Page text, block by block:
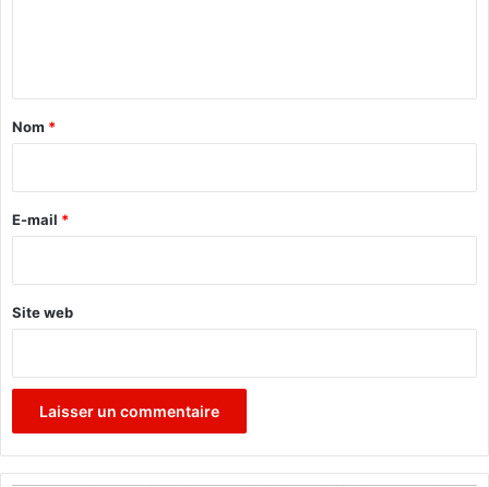
a
e
Nom *
E-mail *
Site web